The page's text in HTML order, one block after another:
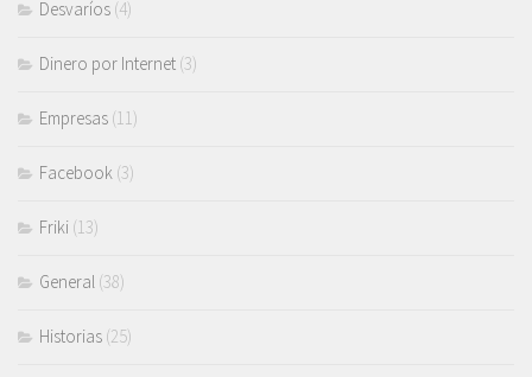
Desvaríos (4)
Dinero por Internet (3)
Empresas (11)
Facebook (3)
Friki (13)
General (38)
Historias (25)